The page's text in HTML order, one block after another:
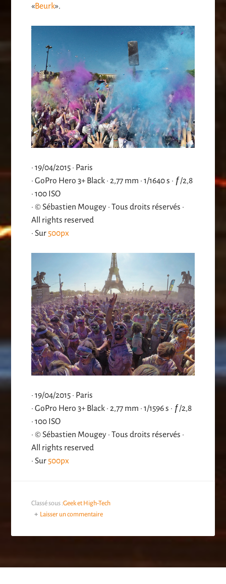
«Beurk».
· 19/04/2015 · Paris
· GoPro Hero 3+ Black · 2,77 mm · 1/1640 s · ƒ/2,8
· 100 ISO
· © Sébastien Mougey · Tous droits réservés ·
All rights reserved
· Sur 500px
· 19/04/2015 · Paris
· GoPro Hero 3+ Black · 2,77 mm · 1/1596 s · ƒ/2,8
· 100 ISO
· © Sébastien Mougey · Tous droits réservés ·
All rights reserved
· Sur 500px
Classé sous :Geek et High-Tech
Laisser un commentaire